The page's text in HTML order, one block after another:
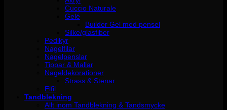
Cuccio Naturale
Gelé
Builder Gel med pensel
Silke/glasfiber
Pedikyr
Nagelfilar
Nagelpenslar
Tippar & Mallar
Nageldekorationer
Strass & Stenar
Elfil
Tandblekning
Allt inom Tandblekning & Tandsmycke